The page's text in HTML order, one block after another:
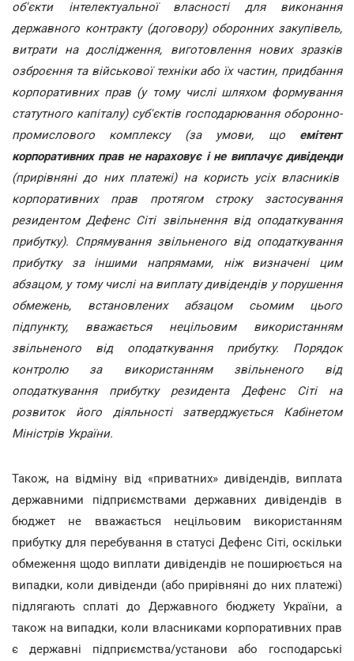
об'єкти інтелектуальної власності для виконання
державного контракту (договору) оборонних закупівель,
витрати на дослідження, виготовлення нових зразків
озброєння та військової техніки або їх частин, придбання
корпоративних прав (у тому числі шляхом формування
статутного капіталу) суб'єктів господарювання оборонно-
промислового комплексу (за умови, що емітент
корпоративних прав не нараховує і не виплачує дивіденди
(прирівняні до них платежі) на користь усіх власників
корпоративних прав протягом строку застосування
резидентом Дефенс Сіті звільнення від оподаткування
прибутку). Спрямування звільненого від оподаткування
прибутку за іншими напрямами, ніж визначені цим
абзацом, у тому числі на виплату дивідендів у порушення
обмежень, встановлених абзацом сьомим цього
підпункту, вважається нецільовим використанням
звільненого від оподаткування прибутку. Порядок
контролю за використанням звільненого від
оподаткування прибутку резидента Дефенс Сіті на
розвиток його діяльності затверджується Кабінетом
Міністрів України.
Також, на відміну від «приватних» дивідендів, виплата
державними підприємствами державних дивідендів в
бюджет не вважається нецільовим використанням
прибутку для перебування в статусі Дефенс Сіті, оскільки
обмеження щодо виплати дивідендів не поширюється на
випадки, коли дивіденди (або прирівняні до них платежі)
підлягають сплаті до Державного бюджету України, а
також на випадки, коли власниками корпоративних прав
є державні підприємства/установи або господарські